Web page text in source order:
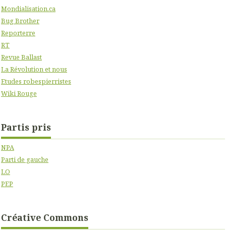
Mondialisation.ca
Bug Brother
Reporterre
RT
Revue Ballast
La Révolution et nous
Etudes robespierristes
Wiki Rouge
Partis pris
NPA
Parti de gauche
LO
PEP
Créative Commons